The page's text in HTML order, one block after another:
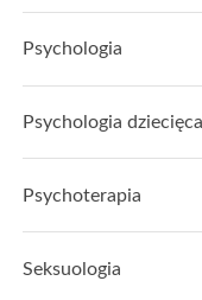
Psychologia
Psychologia dziecięca
Psychoterapia
Seksuologia